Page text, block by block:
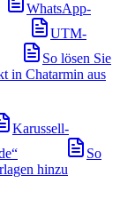
WhatsApp-
UTM-
So lösen Sie
in Chatarmin aus
Karussell-
So
hinzu